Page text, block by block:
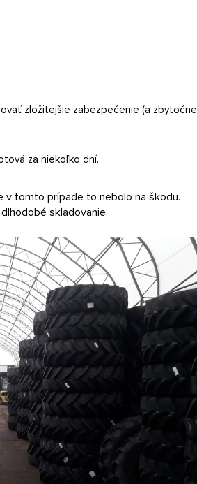
zložitejšie zabezpečenie (a zbytočne
za niekoľko dní.
v tomto prípade to nebolo na škodu.
skladovanie.